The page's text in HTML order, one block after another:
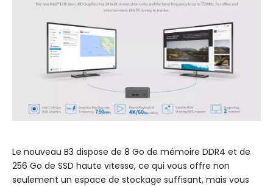
Le nouveau B3 dispose de 8 Go de mémoire DDR4 et de
256 Go de SSD haute vitesse, ce qui vous offre non
seulement un espace de stockage suffisant, mais vous